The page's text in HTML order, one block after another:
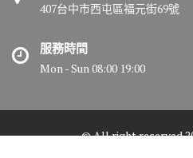
407台中市西屯區福元街69號
服務時間
Mon - Sun 08:00 19:00
© All right reserved